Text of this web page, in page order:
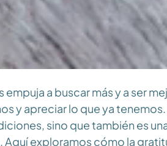
a buscar más y a ser
y apreciar lo que ya
sino que también es
exploramos cómo la